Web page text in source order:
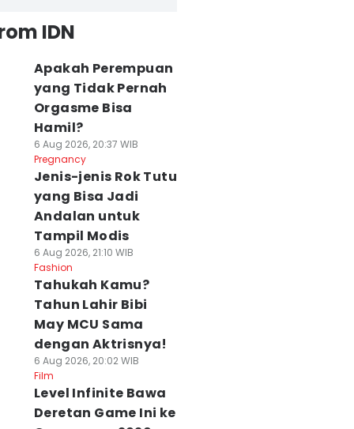
IDN
Apakah Perempuan
yang Tidak Pernah
Orgasme Bisa
Hamil?
6 Aug 2026, 20:37 WIB
Pregnancy
Jenis-jenis Rok Tutu
yang Bisa Jadi
Andalan untuk
Tampil Modis
6 Aug 2026, 21:10 WIB
Fashion
Tahukah Kamu?
Tahun Lahir Bibi
May MCU Sama
dengan Aktrisnya!
6 Aug 2026, 20:02 WIB
Film
Level Infinite Bawa
Deretan Game Ini ke